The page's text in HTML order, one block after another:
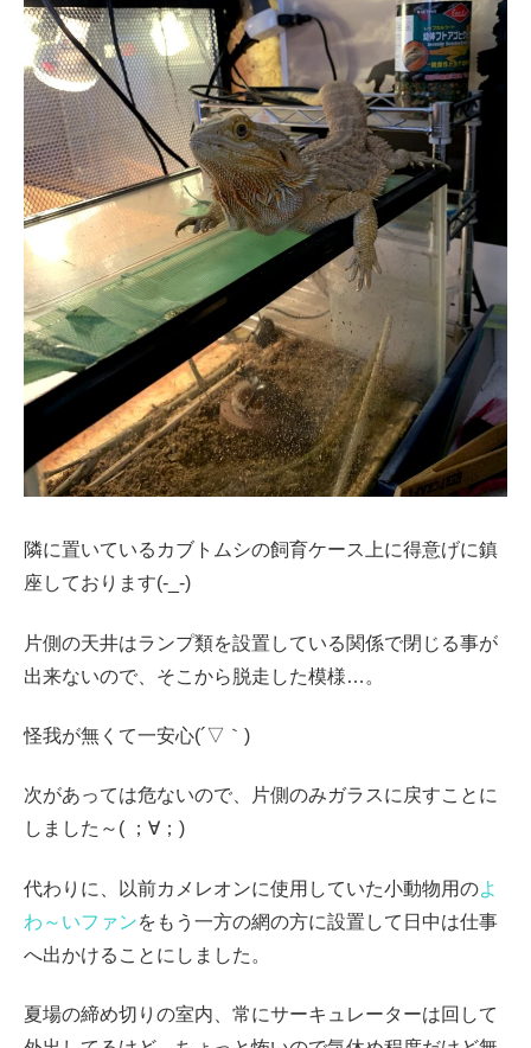
隣に置いているカブトムシの飼育ケース上に得意げに鎮
座しております(-_-)
片側の天井はランプ類を設置している関係で閉じる事が
出来ないので、そこから脱走した模様…。
怪我が無くて一安心(´▽｀)
次があっては危ないので、片側のみガラスに戻すことに
しました～( ；∀；)
代わりに、以前カメレオンに使用していた小動物用のよ
わ～いファンをもう一方の網の方に設置して日中は仕事
へ出かけることにしました。
夏場の締め切りの室内、常にサーキュレーターは回して